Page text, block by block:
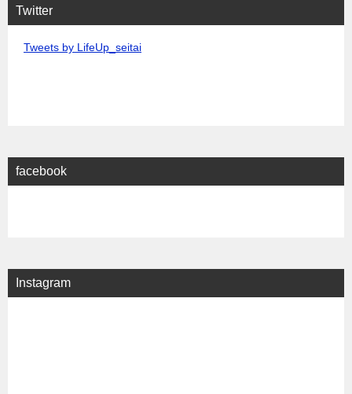
Twitter
Tweets by LifeUp_seitai
facebook
Instagram